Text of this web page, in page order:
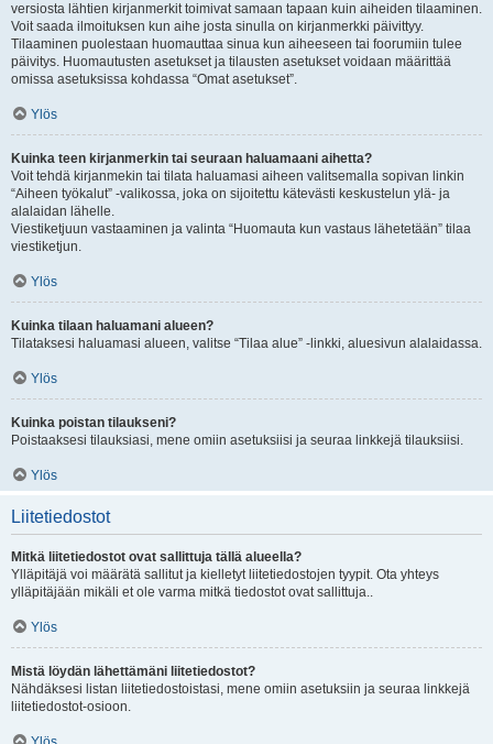
versiosta lähtien kirjanmerkit toimivat samaan tapaan kuin aiheiden tilaaminen.
Voit saada ilmoituksen kun aihe josta sinulla on kirjanmerkki päivittyy.
Tilaaminen puolestaan huomauttaa sinua kun aiheeseen tai foorumiin tulee
päivitys. Huomautusten asetukset ja tilausten asetukset voidaan määrittää
omissa asetuksissa kohdassa “Omat asetukset”.
Ylös
Kuinka teen kirjanmerkin tai seuraan haluamaani aihetta?
Voit tehdä kirjanmekin tai tilata haluamasi aiheen valitsemalla sopivan linkin
“Aiheen työkalut” -valikossa, joka on sijoitettu kätevästi keskustelun ylä- ja
alalaidan lähelle.
Viestiketjuun vastaaminen ja valinta “Huomauta kun vastaus lähetetään” tilaa
viestiketjun.
Ylös
Kuinka tilaan haluamani alueen?
Tilataksesi haluamasi alueen, valitse “Tilaa alue” -linkki, aluesivun alalaidassa.
Ylös
Kuinka poistan tilaukseni?
Poistaaksesi tilauksiasi, mene omiin asetuksiisi ja seuraa linkkejä tilauksiisi.
Ylös
Liitetiedostot
Mitkä liitetiedostot ovat sallittuja tällä alueella?
Ylläpitäjä voi määrätä sallitut ja kielletyt liitetiedostojen tyypit. Ota yhteys
ylläpitäjään mikäli et ole varma mitkä tiedostot ovat sallittuja..
Ylös
Mistä löydän lähettämäni liitetiedostot?
Nähdäksesi listan liitetiedostoistasi, mene omiin asetuksiin ja seuraa linkkejä
liitetiedostot-osioon.